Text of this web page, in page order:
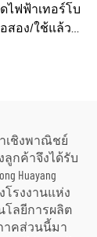
ไฟฟ้าเทอร์โบ
สอง/ใช้แล้วที่
เชิงพาณิชย์
กค้าจึงได้รับ
Huayang
างโรงงานแห่ง
โลยีการผลิต
าคส่วนนี้มา